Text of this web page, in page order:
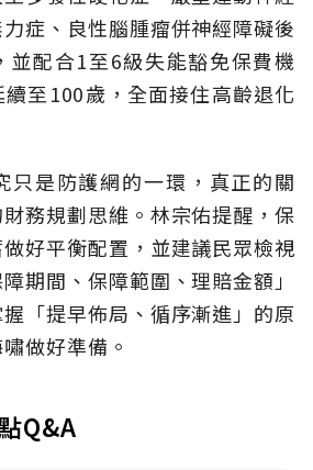
症、良性腦腫瘤併神經障礙後
並配合1至6級失能豁免保費機
至100歲，全面接住高齡退化
只是防護網的一環，真正的關
務規劃思維。 林宗佑提醒，保
好平衡配置，並建議民眾檢視
期間、保障範圍、理賠金額」
「提早佈局、循序漸進」的原
做好準備。
Q&A